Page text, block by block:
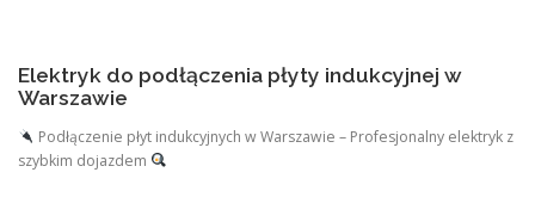
Elektryk do podłączenia płyty indukcyjnej w
Warszawie
Podłączenie płyt indukcyjnych w Warszawie – Profesjonalny elektryk z
szybkim dojazdem